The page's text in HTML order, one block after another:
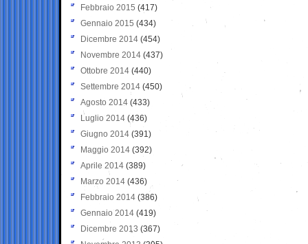
Febbraio 2015 (417)
Gennaio 2015 (434)
Dicembre 2014 (454)
Novembre 2014 (437)
Ottobre 2014 (440)
Settembre 2014 (450)
Agosto 2014 (433)
Luglio 2014 (436)
Giugno 2014 (391)
Maggio 2014 (392)
Aprile 2014 (389)
Marzo 2014 (436)
Febbraio 2014 (386)
Gennaio 2014 (419)
Dicembre 2013 (367)